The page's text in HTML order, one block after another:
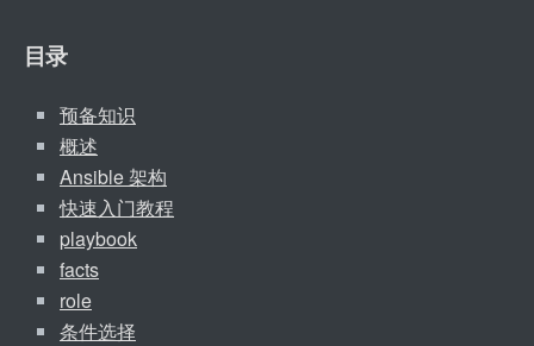
目录
预备知识
概述
Ansible 架构
快速入门教程
playbook
facts
role
条件选择